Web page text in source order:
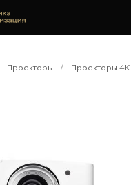
Проекторы / Проекторы 4K